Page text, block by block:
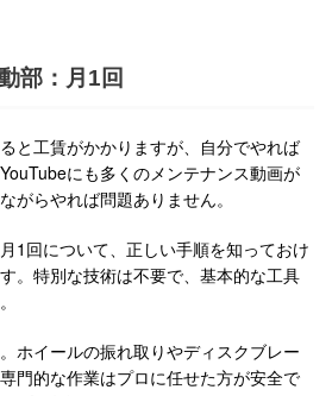
部：月1回
と工賃がかかりますが、自分でやれば
にも多くのメンテナンス動画が
がらやれば問題ありません。
1回について、正しい手順を知っておけ
。特別な技術は不要で、基本的な工具
ホイールの振れ取りやディスクブレー
門的な作業はプロに任せた方が安全で